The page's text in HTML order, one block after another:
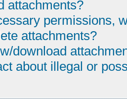
attachments?
permissions,
attachments?
download
about illegal or